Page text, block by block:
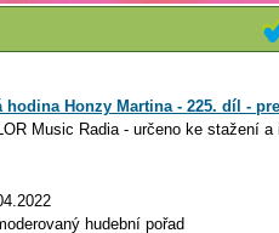
hodina Honzy Martina - 225. díl -
Music Radia - určeno ke stažení
hudební pořad